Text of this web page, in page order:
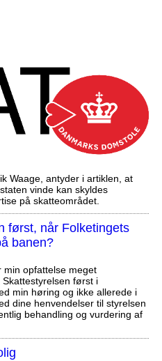
Waage, antyder i artiklen, at
vinde kan skyldes
på skatteområdet.
først, når Folketingets
banen?
min opfattelse meget
Skattestyrelsen først i
min høring og ikke allerede i
dine henvendelser til styrelsen
behandling og vurdering af